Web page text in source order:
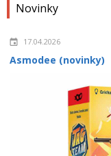
Novinky
17.04.2026
Asmodee (novinky)